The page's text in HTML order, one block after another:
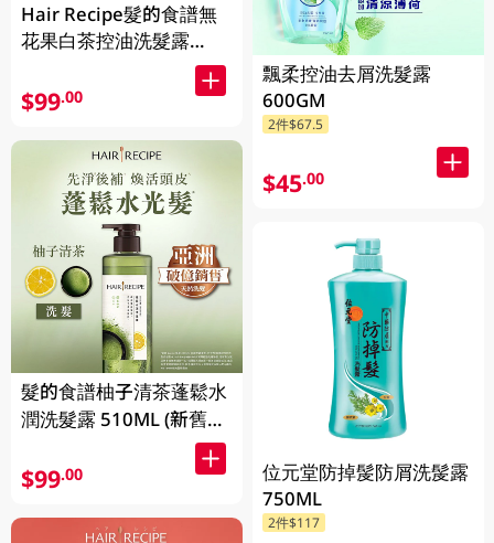
Hair Recipe髮的食譜無
花果白茶控油洗髮露
510ML(新舊裝隨機發貨)
$99.00
髮的食譜柚子清茶蓬鬆水
潤洗髮露 510ML (新舊包
$99.00
飄柔控油去屑洗髮露
600GM
2件$67.5
$45.00
位元堂防掉髲防屑洗髲露
750ML
2件$117